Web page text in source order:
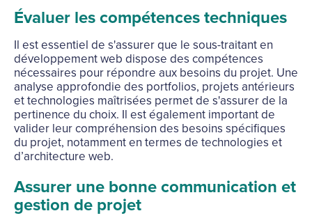
Évaluer les compétences techniques
Il est essentiel de s'assurer que le sous-traitant en
développement web dispose des compétences
nécessaires pour répondre aux besoins du projet. Une
analyse approfondie des portfolios, projets antérieurs
et technologies maîtrisées permet de s'assurer de la
pertinence du choix. Il est également important de
valider leur compréhension des besoins spécifiques
du projet, notamment en termes de technologies et
d’architecture web.
Assurer une bonne communication et
gestion de projet